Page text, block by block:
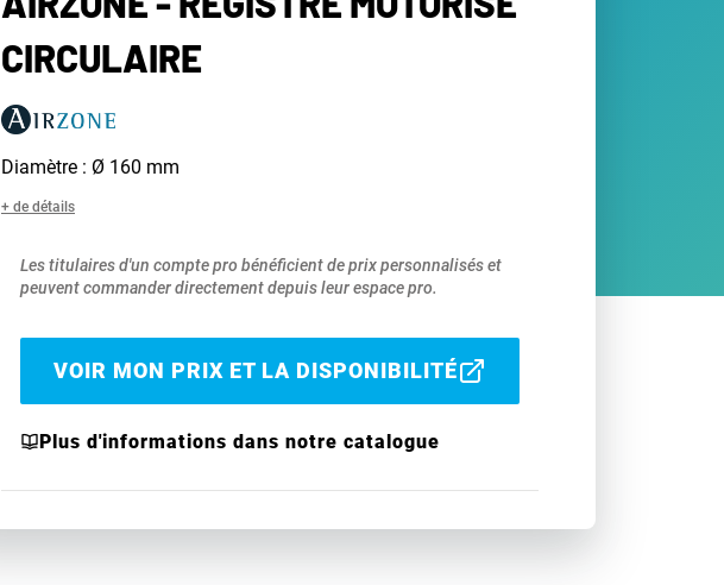
CIRCULAIRE
Diamètre : Ø 160 mm
+ de détails
Les titulaires d'un compte pro bénéficient de prix personnalisés et
peuvent commander directement depuis leur espace pro.
VOIR MON PRIX ET LA DISPONIBILITÉ
Plus d'informations dans notre catalogue